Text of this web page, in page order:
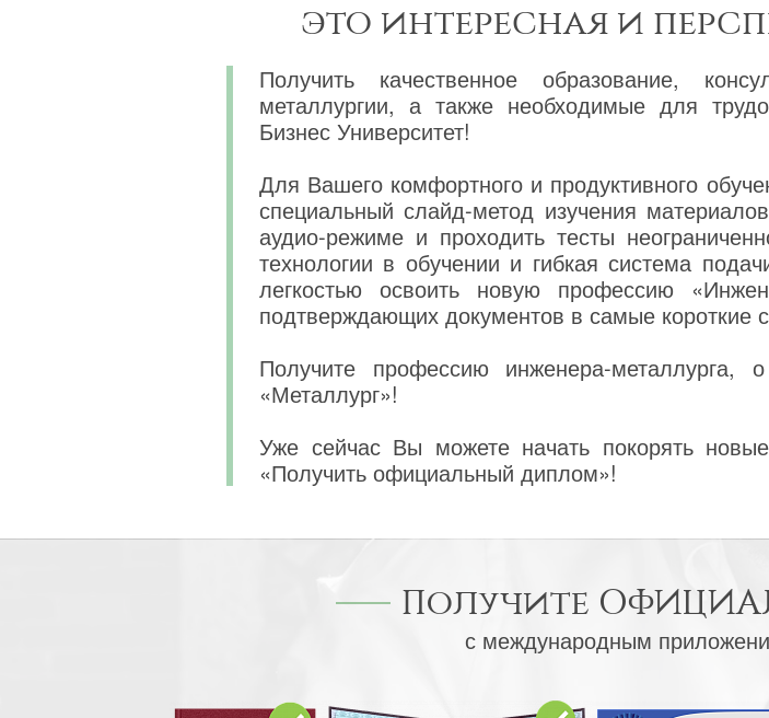
это интересная и
Получить качественное образование,
металлургии, а также необходимые для
Бизнес Университет!
Для Вашего комфортного и продуктивного
специальный слайд-метод изучения
аудио-режиме и проходить тесты
технологии в обучении и гибкая система
легкостью освоить новую профессию
подтверждающих документов в самые короткие
Получите профессию инженера-
«Металлург»!
Уже сейчас Вы можете начать покорять
«Получить официальный диплом»!
Получите
с международным